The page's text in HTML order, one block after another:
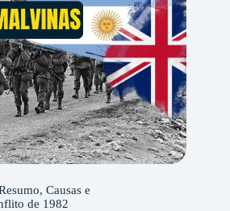
Causas e
de 1982